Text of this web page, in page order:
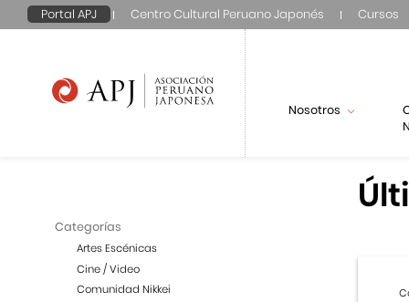
Portal APJ Centro Cultural Peruano Japonés Cursos
Nosotros
Categorías
Artes Escénicas
Cine / Video
Comunidad Nikkei